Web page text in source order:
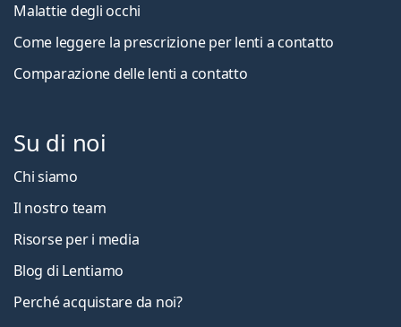
Malattie degli occhi
Come leggere la prescrizione per lenti a contatto
Comparazione delle lenti a contatto
Su di noi
Chi siamo
Il nostro team
Risorse per i media
Blog di Lentiamo
Perché acquistare da noi?